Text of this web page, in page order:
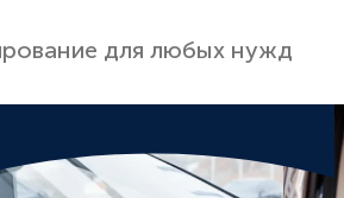
для любых нужд